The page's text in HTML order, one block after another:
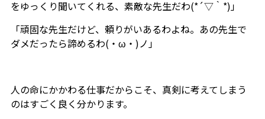
をゆっくり聞いてくれる、素敵な先生だわ(*´▽｀*)」
「頑固な先生だけど、頼りがいあるわよね。あの先生で
ダメだったら諦めるわ(・ω・)ノ」
人の命にかかわる仕事だからこそ、真剣に考えてしまう
のはすごく良く分かります。